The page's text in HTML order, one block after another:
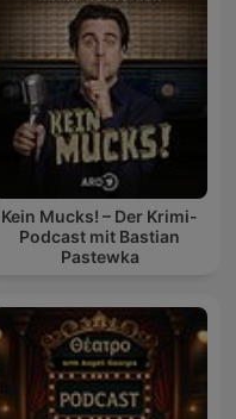
Kein Mucks! – Der Krimi-
Podcast mit Bastian
Pastewka